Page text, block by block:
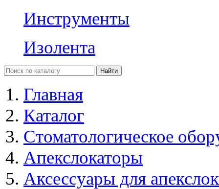
Инструменты
Изолента
Главная
Каталог
Стоматологическое
Апекслокаторы
Аксессуары для